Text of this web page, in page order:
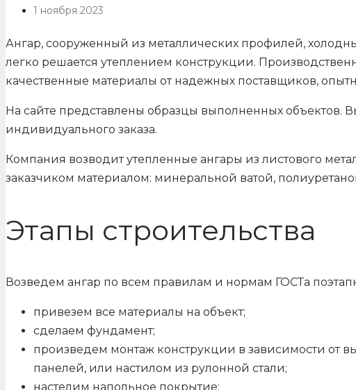
1 ноября 2023
Ангар, сооруженный из металлических профилей,
легко решается утеплением конструкции.
качественные материалы от надежных поставщиков,
На сайте представлены образцы выполненных объектов.
индивидуального заказа.
Компания возводит утепленные ангары из листового
заказчиком материалом: минеральной ватой,
Этапы строительства
Возведем ангар по всем правилам и нормам ГОСТа
привезем все материалы на объект;
сделаем фундамент;
произведем монтаж конструкции в зависимости от
панелей, или настилом из рулонной стали;
настелим напольное покрытие;